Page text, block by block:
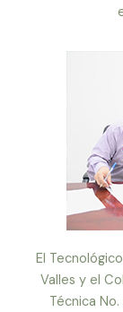
El
Valles y el
Técnica